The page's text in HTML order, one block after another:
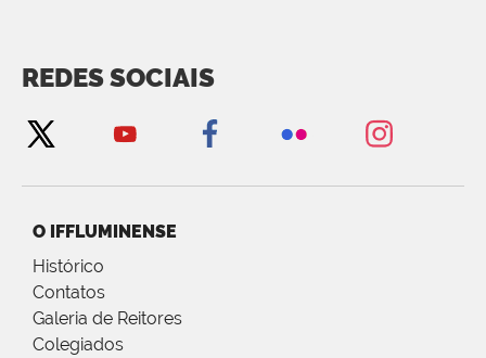
REDES SOCIAIS
O IFFLUMINENSE
Histórico
Contatos
Galeria de Reitores
Colegiados